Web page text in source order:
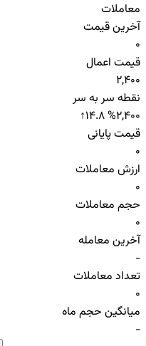
معاملات
آخرین قیمت
0
قیمت اعمال
2,400
نقطه سر به سر
2,400
↑14.8 %
قیمت پایانی
0
ارزش معاملات
0
حجم معاملات
0
آخرین معامله
-
تعداد معاملات
0
میانگین حجم ماه
-